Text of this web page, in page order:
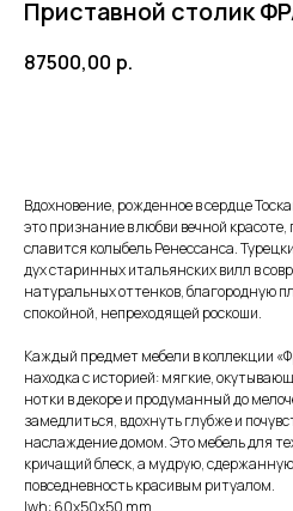
Приставной столик
87500,00 р.
Вдохновение, рожденное в сердце
это признание в любви вечной
славится колыбель Ренессанса.
дух старинных итальянских вилл в
натуральных оттенков, благородную
спокойной, непреходящей роскоши.
Каждый предмет мебели в коллекции
находка с историей: мягкие,
нотки в декоре и продуманный до
замедлиться, вдохнуть глубже и
наслаждение домом. Это мебель для
кричащий блеск, а мудрую,
повседневность красивым ритуалом.